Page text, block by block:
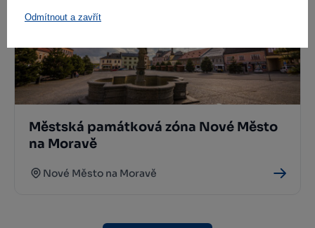
Odmítnout a zavřít
Městská památková zóna Nové Město
na Moravě
Nové Město na Moravě